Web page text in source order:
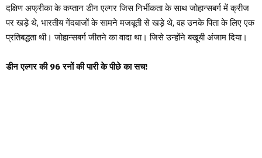
दक्षिण अफ्रीका के कप्तान डीन एल्गर जिस निर्भीकता के साथ जोहान्सबर्ग में क्रीज
पर खड़े थे, भारतीय गेंदबाजों के सामने मजबूती से खड़े थे, वह उनके पिता के लिए एक
प्रतिबद्धता थी। जोहान्सबर्ग जीतने का वादा था। जिसे उन्होंने बखूबी अंजाम दिया।
डीन एल्गर की 96 रनों की पारी के पीछे का सच!